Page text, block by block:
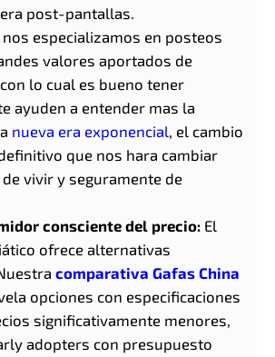
post-pantallas.
nos especializamos en posteos
valores aportados de
lo cual es bueno tener
ayuden a entender mas la
nueva era exponencial, el cambio
que nos hara cambiar
vivir y seguramente de
consciente del precio: El
ofrece alternativas
comparativa Gafas China
opciones con especificaciones
significativamente menores,
adopters con presupuesto